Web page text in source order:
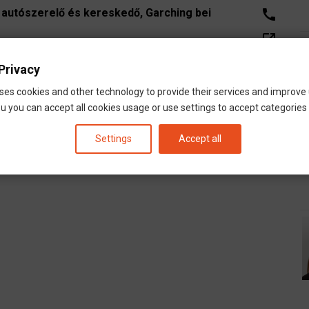
és kereskedő, Garching bei
str23
call
open_in_new
oldal
oldal
cookies and other technology to provide their services and improve
you can accept all cookies usage or use settings to accept categories
Settings Accept all